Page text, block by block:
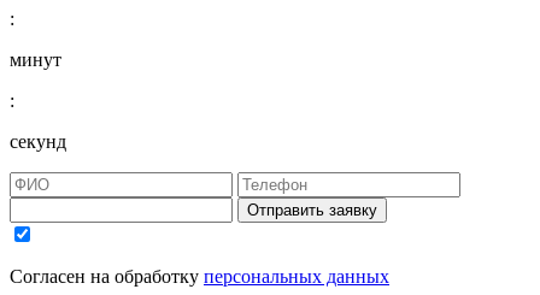
:
минут
:
секунд
Отправить заявку
Согласен на обработку персональных данных